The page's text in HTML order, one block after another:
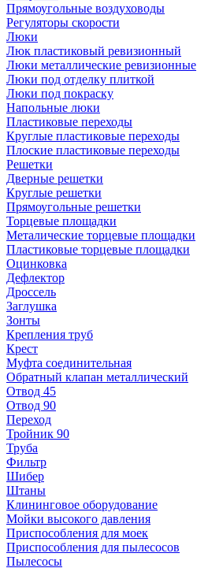
Прямоугольные воздуховоды
Регуляторы скорости
Люки
Люк пластиковый ревизионный
Люки металлические ревизионные
Люки под отделку плиткой
Люки под покраску
Напольные люки
Пластиковые переходы
Круглые пластиковые переходы
Плоские пластиковые переходы
Решетки
Дверные решетки
Круглые решетки
Прямоугольные решетки
Торцевые площадки
Металические торцевые площадки
Пластиковые торцевые площадки
Оцинковка
Дефлектор
Дроссель
Заглушка
Зонты
Крепления труб
Крест
Муфта соединительная
Обратный клапан металлический
Отвод 45
Отвод 90
Переход
Тройник 90
Труба
Фильтр
Шибер
Штаны
Клининговое оборудование
Мойки высокого давления
Приспособления для моек
Приспособления для пылесосов
Пылесосы